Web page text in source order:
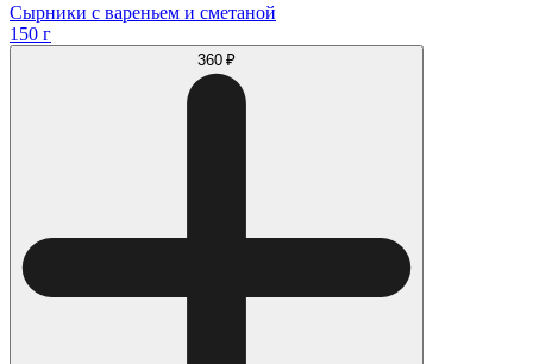
Сырники с вареньем и сметаной
150 г
360 ₽